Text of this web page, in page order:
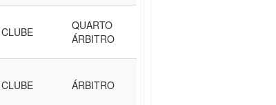
QUARTO
ÁRBITRO
ÁRBITRO